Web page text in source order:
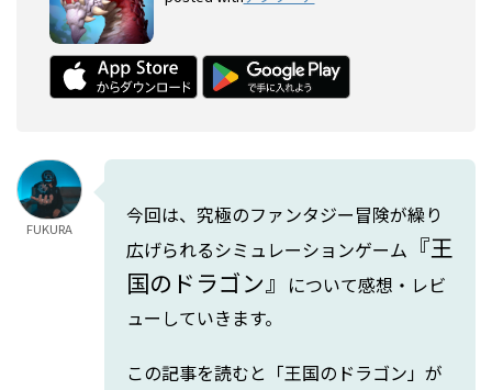
FUKURA
今回は、究極のファンタジー冒険が繰り
広げられるシミュレーションゲーム 『王
国のドラゴン』 について感想・レビ
ューしていきます。
この記事を読むと「王国のドラゴン」が